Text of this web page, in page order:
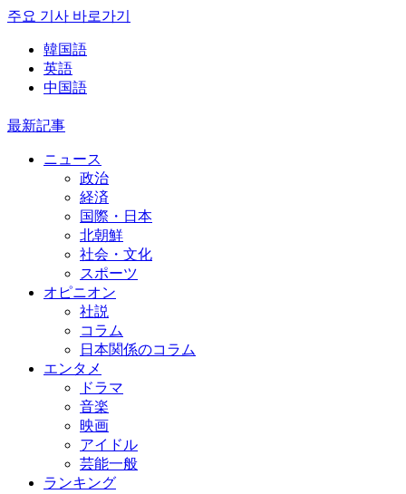
주요 기사 바로가기
韓国語
英語
中国語
最新記事
ニュース
政治
経済
国際・日本
北朝鮮
社会・文化
スポーツ
オピニオン
社説
コラム
日本関係のコラム
エンタメ
ドラマ
音楽
映画
アイドル
芸能一般
ランキング